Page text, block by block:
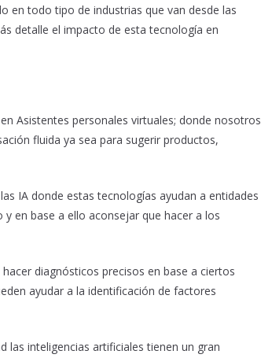
en todo tipo de industrias que van desde las
detalle el impacto de esta tecnología en
Asistentes personales virtuales; donde nosotros
fluida ya sea para sugerir productos,
IA donde estas tecnologías ayudan a entidades
en base a ello aconsejar que hacer a los
diagnósticos precisos en base a ciertos
ayudar a la identificación de factores
las inteligencias artificiales tienen un gran